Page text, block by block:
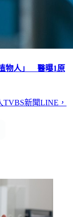
物人」 醫曝1原
TVBS新聞LINE，